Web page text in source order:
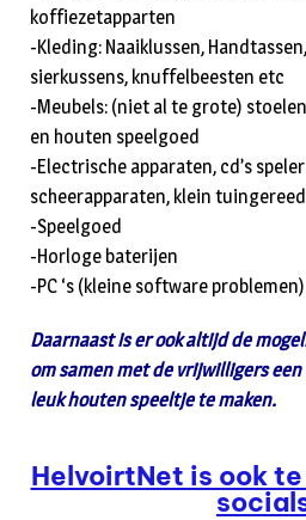
koffiezetapparten
-Kleding: Naaiklussen,
sierkussens, knuffelbeesten etc
-Meubels: (niet al te grote)
en houten speelgoed
-Electrische apparaten, cd’s
scheerapparaten, klein
-Speelgoed
-Horloge baterijen
-PC ‘s (kleine software problemen)
Daarnaast is er ook altijd de
om samen met de vrijwilligers
leuk houten speeltje te maken.
HelvoirtNet is ook